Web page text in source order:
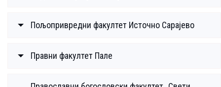
Пољопривредни факултет Источно Сарајево
Правни факултет Пале